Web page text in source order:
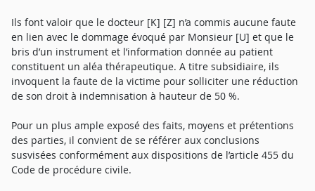
Ils font valoir que le docteur [K] [Z] n’a commis aucune faute
en lien avec le dommage évoqué par Monsieur [U] et que le
bris d’un instrument et l’information donnée au patient
constituent un aléa thérapeutique. A titre subsidiaire, ils
invoquent la faute de la victime pour solliciter une réduction
de son droit à indemnisation à hauteur de 50 %.
Pour un plus ample exposé des faits, moyens et prétentions
des parties, il convient de se référer aux conclusions
susvisées conformément aux dispositions de l’article 455 du
Code de procédure civile.